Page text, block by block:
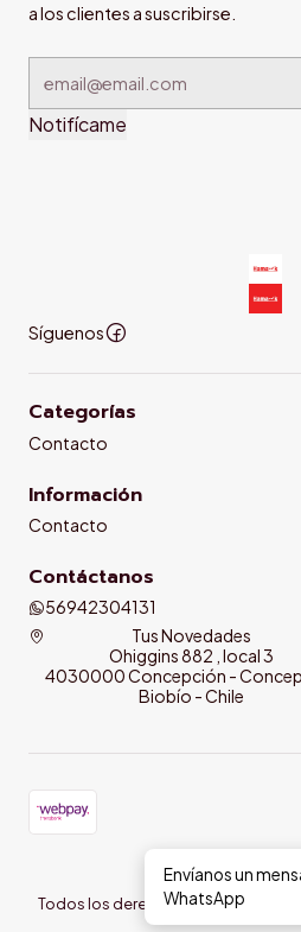
a los clientes a suscribirse.
Notifícame
Síguenos
Categorías
Contacto
Información
Contacto
Contáctanos
56942304131
Tus Novedades
Ohiggins 882 , local 3
4030000 Concepción -
Biobío - Chile
2026
Todos los derechos reservados.
Envíanos un
WhatsApp